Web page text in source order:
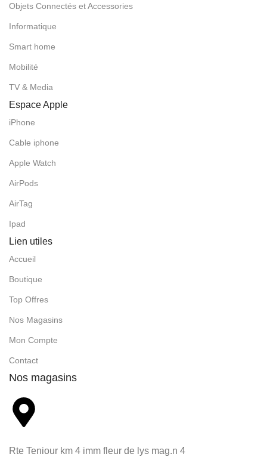
Objets Connectés et Accessories
Informatique
Smart home
Mobilité
TV & Media
Espace Apple
iPhone
Cable iphone
Apple Watch
AirPods
AirTag
Ipad
Lien utiles
Accueil
Boutique
Top Offres
Nos Magasins
Mon Compte
Contact
Nos magasins
Rte Teniour km 4 imm fleur de lys mag.n 4